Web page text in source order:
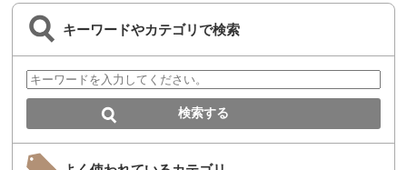
キーワードやカテゴリで検索